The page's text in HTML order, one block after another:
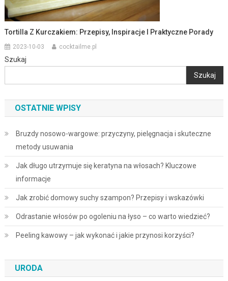
Tortilla Z Kurczakiem: Przepisy, Inspiracje I Praktyczne Porady
2023-10-03 cocktailme.pl
Szukaj
Szukaj
OSTATNIE WPISY
Bruzdy nosowo-wargowe: przyczyny, pielęgnacja i skuteczne
metody usuwania
Jak długo utrzymuje się keratyna na włosach? Kluczowe
informacje
Jak zrobić domowy suchy szampon? Przepisy i wskazówki
Odrastanie włosów po ogoleniu na łyso – co warto wiedzieć?
Peeling kawowy – jak wykonać i jakie przynosi korzyści?
URODA